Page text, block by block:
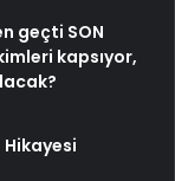
geçti SON
kapsıyor,
Hikayesi